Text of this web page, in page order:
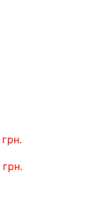
грн.
грн.